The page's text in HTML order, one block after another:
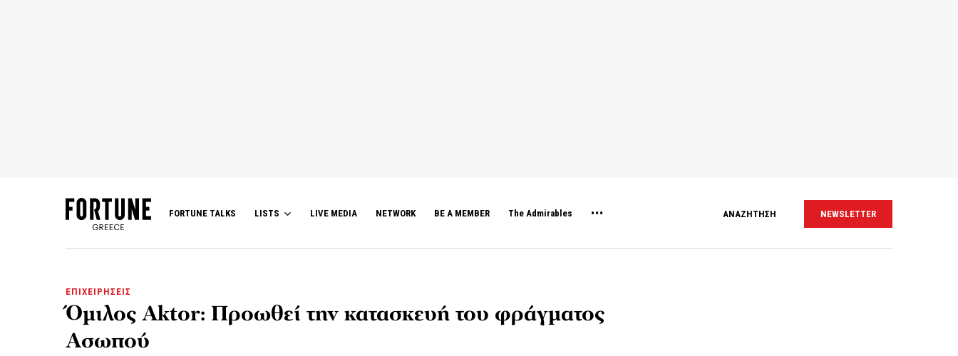
FORTUNE TALKS LISTS LIVE MEDIA NETWORK BE A MEMBER The Admirables ΑΝΑΖΗΤΗΣΗ NEWSLETTER
ΕΠΙΧΕΙΡΗΣΕΙΣ
Όμιλος Aktor: Προωθεί την κατασκευή του φράγματος
Ασωπού